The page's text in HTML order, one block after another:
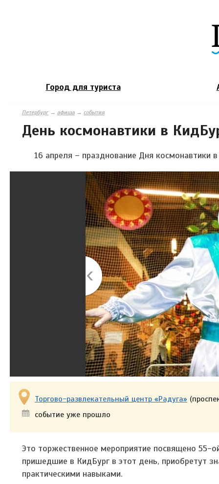
Город для туриста
Петербург→ афиша → события
День космонавтики в
16 апреля – празднование Дня космонавтики
Торгово-развлекательный центр «Радуга»
событие уже прошло
Это торжественное мероприятие посвящено 55-
пришедшие в КидБург в этот день, приобретут
практическими навыками.